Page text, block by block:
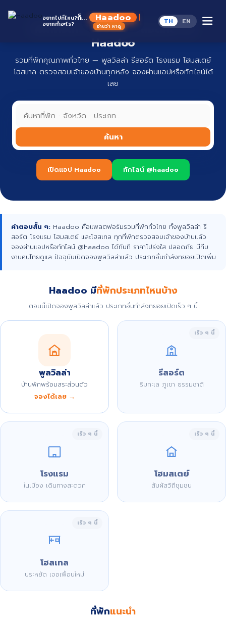
อยากไปที่ไหน?
อยากทำอะไร?
ก็... Haadoo
อ่านว่า หาดู
TH EN
ที่พักทั่วไทย จองง่าย ปลอดภัย กับ
Haadoo
รวมที่พักคุณภาพทั่วไทย — พูลวิลล่า รีสอร์ต โรงแรม โฮมสเตย์
โฮสเทล ตรวจสอบเจ้าของบ้านทุกหลัง จองผ่านแอปหรือทักไลน์ได้
เลย
ค้นหา
เปิดแอป Haadoo ทักไลน์ @haadoo
คำตอบสั้น ๆ: Haadoo คือแพลตฟอร์มรวมที่พักทั่วไทย ทั้งพูลวิลล่า รี
สอร์ต โรงแรม โฮมสเตย์ และโฮสเทล ทุกที่พักตรวจสอบเจ้าของบ้านแล้ว
จองผ่านแอปหรือทักไลน์ @haadoo ได้ทันที ราคาโปร่งใส ปลอดภัย มีทีม
งานคนไทยดูแล ปัจจุบันเปิดจองพูลวิลล่าแล้ว ประเภทอื่นกำลังทยอยเปิดเพิ่ม
Haadoo มีที่พักประเภทไหนบ้าง
ตอนนี้เปิดจองพูลวิลล่าแล้ว ประเภทอื่นกำลังทยอยเปิดเร็ว ๆ นี้
พูลวิลล่า
บ้านพักพร้อมสระส่วนตัว
จองได้เลย →
เร็ว ๆ นี้
รีสอร์ต
ริมทะเล ภูเขา ธรรมชาติ
เร็ว ๆ นี้
โรงแรม
ในเมือง เดินทางสะดวก
เร็ว ๆ นี้
โฮมสเตย์
สัมผัสวิถีชุมชน
เร็ว ๆ นี้
โฮสเทล
ประหยัด เจอเพื่อนใหม่
ที่พักแนะนำ